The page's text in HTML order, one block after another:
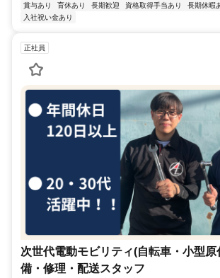
賞与あり
育休あり 長期歓迎 資格取得手当あり 長期休暇
入社祝い金あり
正社員
次世代電動モビリティ(自転車・小型
備・修理・配送スタッフ